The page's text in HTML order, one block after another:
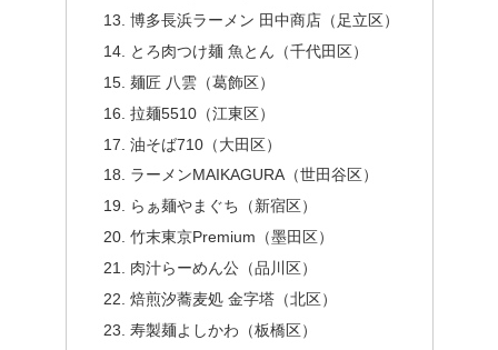
博多長浜ラーメン 田中商店（足立区）
とろ肉つけ麺 魚とん（千代田区）
麺匠 八雲（葛飾区）
拉麺5510（江東区）
油そば710（大田区）
ラーメンMAIKAGURA（世田谷区）
らぁ麺やまぐち（新宿区）
竹末東京Premium（墨田区）
肉汁らーめん公（品川区）
焙煎汐蕎麦処 金字塔（北区）
寿製麺よしかわ（板橋区）